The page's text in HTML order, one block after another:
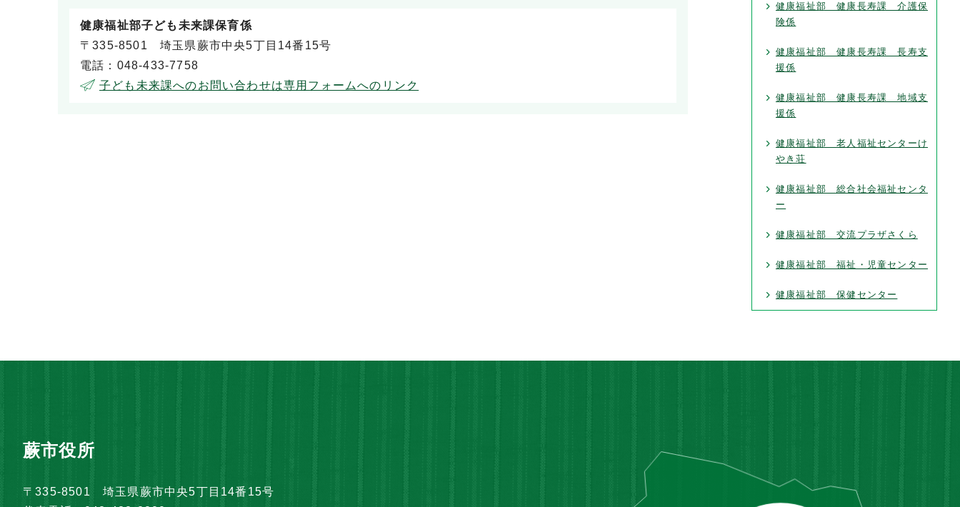
健康福祉部子ども未来課保育係
〒335-8501 埼玉県蕨市中央5丁目14番15号
電話：048-433-7758
子ども未来課へのお問い合わせは専用フォームへのリンク
健康福祉部 健康長寿課 介護保
険係
健康福祉部 健康長寿課 長寿支
援係
健康福祉部 健康長寿課 地域支
援係
健康福祉部 老人福祉センターけ
やき荘
健康福祉部 総合社会福祉センタ
ー
健康福祉部 交流プラザさくら
健康福祉部 福祉・児童センター
健康福祉部 保健センター
蕨市役所
〒335-8501 埼玉県蕨市中央5丁目14番15号